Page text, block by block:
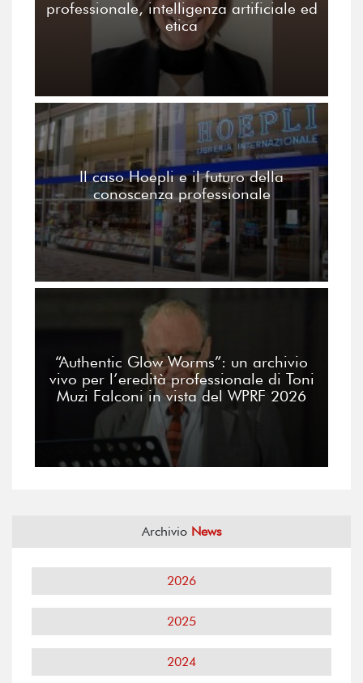
professionale, intelligenza artificiale ed
etica
Il caso Hoepli e il futuro della
conoscenza professionale
“Authentic Glow Worms”: un archivio
vivo per l’eredità professionale di Toni
Muzi Falconi in vista del WPRF 2026
Archivio News
2026
2025
2024